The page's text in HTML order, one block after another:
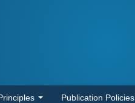
Publication Policies